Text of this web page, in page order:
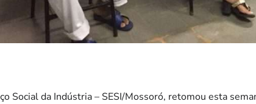
Social da Indústria – SESI/Mossoró, retomou esta